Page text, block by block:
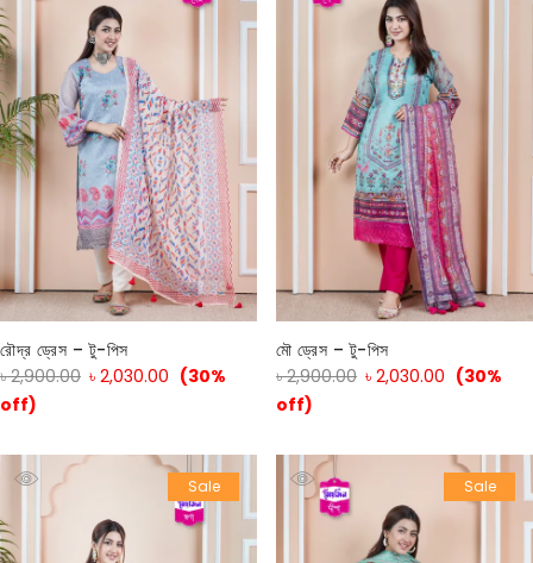
রৌদ্র ড্রেস – টু-পিস
৳2,900.00 ৳ 2,030.00 (30%
off)
মৌ ড্রেস – টু-পিস
৳2,900.00 ৳ 2,030.00 (30%
off)
Sale Sale